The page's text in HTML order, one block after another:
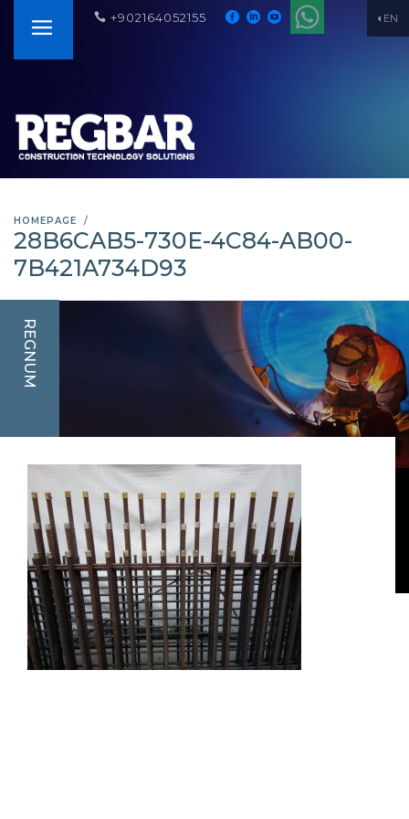
EN
+902164052155
HOMEPAGE
28B6CAB5-730E-4C84-AB00-
7B421A734D93
REGNUM